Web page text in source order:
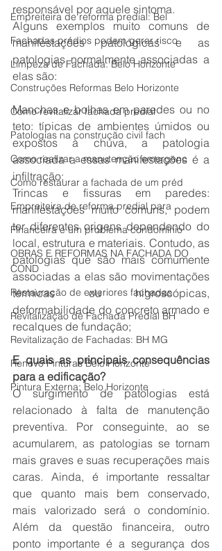
Empreiteira de reforma predial: Bel
Fachadas prédios podem gerar risco
Limpeza de Fachada: Belo Horizonte
Construções Reformas Belo Horizonte
Como revitalizar fachada predial
Patologias na construção civil fach
Como realizar a manutenção emergenc
Como restaurar a fachada de um préd
Empreiteira de reforma predial para
Financeira é um problema condomínio
OBRAS E REFORMAS NA FACHADA DO
COND
Restauração de exteriores fachadas
Revitalização de Fachada Predial BH
Revitalização de Fachadas: BH MG
Renovo Pinturas Belo Horizonte
Pintura Externa: Belo Horizonte
responsável por aquele sintoma.
Alguns exemplos muito comuns de
manifestações patológicas e as
patologias normalmente associadas a
elas são:
Manchas e bolhas em paredes ou no
teto: típicas de ambientes úmidos ou
expostos à chuva, a patologia
associada a essas manifestações é a
infiltração;
Trincas e fissuras em paredes:
manifestações muito comuns, podem
ter diferentes origens dependendo do
local, estrutura e materiais. Contudo, as
patologias que são mais comumente
associadas a elas são movimentações
térmicas ou higroscópicas,
deformabilidade do concreto armado e
recalques de fundação;
E quais as principais consequências
para a edificação?
O surgimento de patologias está
relacionado à falta de manutenção
preventiva. Por conseguinte, ao se
acumularem, as patologias se tornam
mais graves e suas recuperações mais
caras. Ainda, é importante ressaltar
que quanto mais bem conservado,
mais valorizado será o condomínio.
Além da questão financeira, outro
ponto importante é a segurança dos